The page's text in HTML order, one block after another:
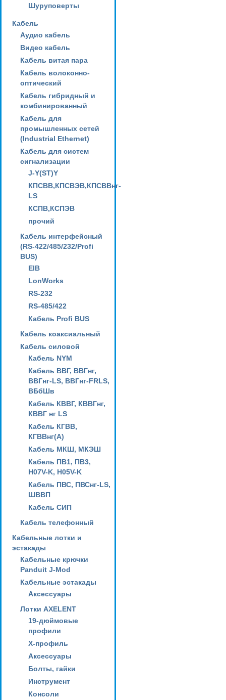
Шуруповерты
Кабель
Аудио кабель
Видео кабель
Кабель витая пара
Кабель волоконно-
оптический
Кабель гибридный и
комбинированный
Кабель для
промышленных сетей
(Industrial Ethernet)
Кабель для систем
сигнализации
J-Y(ST)Y
КПСВВ,КПСВЭВ,КПСВВнг-
LS
КСПВ,КСПЭВ
прочий
Кабель интерфейсный
(RS-422/485/232/Profi
BUS)
EIB
LonWorks
RS-232
RS-485/422
Кабель Profi BUS
Кабель коаксиальный
Кабель силовой
Кабель NYM
Кабель ВВГ, ВВГнг,
ВВГнг-LS, ВВГнг-FRLS,
ВБбШв
Кабель КВВГ, КВВГнг,
КВВГ нг LS
Кабель КГВВ,
КГВВнг(А)
Кабель МКШ, МКЭШ
Кабель ПВ1, ПВ3,
H07V-K, H05V-K
Кабель ПВС, ПВСнг-LS,
ШВВП
Кабель СИП
Кабель телефонный
Кабельные лотки и
эстакады
Кабельные крючки
Panduit J-Mod
Кабельные эстакады
Аксессуары
Лотки AXELENT
19-дюймовые
профили
X-профиль
Аксессуары
Болты, гайки
Инструмент
Консоли